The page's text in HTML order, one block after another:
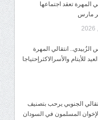
المهرة تعقد اجتماعها
مارس
الزُبيدي.. انتقالي المهرة
للأيتام والأسرالاكثرإحتياجا
الجنوبي يرحب بتصنيف
المسلمون في السودان